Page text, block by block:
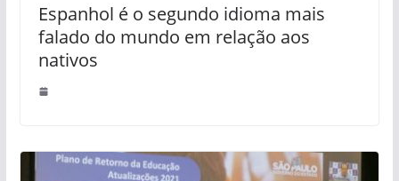
Espanhol é o segundo idioma mais
falado do mundo em relação aos
nativos